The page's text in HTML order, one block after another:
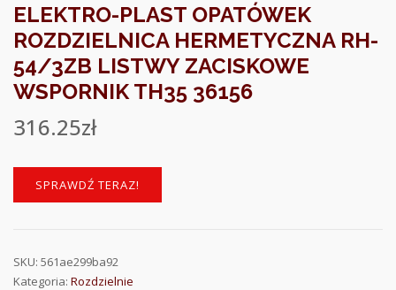
ELEKTRO-PLAST OPATÓWEK
ROZDZIELNICA HERMETYCZNA RH-
54/3ZB LISTWY ZACISKOWE
WSPORNIK TH35 36156
316.25zł
SPRAWDŹ TERAZ!
SKU: 561ae299ba92
Kategoria: Rozdzielnie